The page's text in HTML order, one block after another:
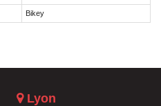
Bikey
Lyon